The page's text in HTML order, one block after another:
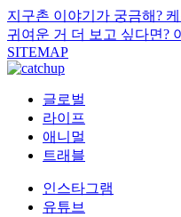
지구촌 이야기가 궁금해?
귀여운 거 더 보고 싶다면?
SITEMAP
글로벌
라이프
애니멀
트래블
인스타그램
유튜브